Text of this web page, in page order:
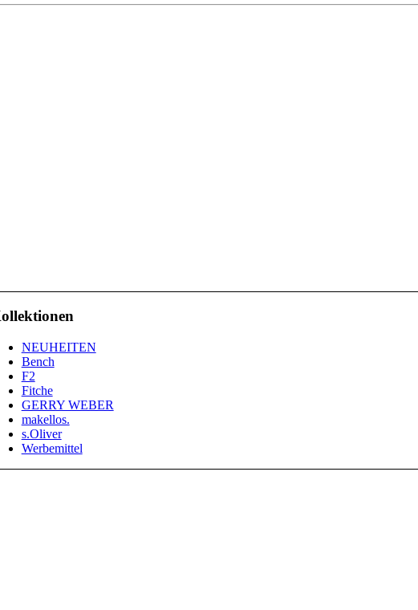
NEUHEITEN
Bench
F2
Fitche
GERRY WEBER
makellos.
s.Oliver
Werbemittel